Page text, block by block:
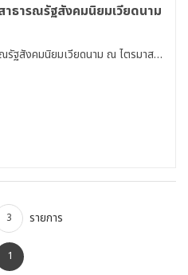
าธารณรัฐสังคมนิยมเวียดนาม
รัฐสังคมนิยมเวียดนาม ณ ไตรมาส
3 รายการ
1